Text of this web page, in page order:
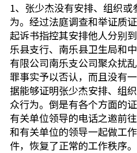
1、张少杰没有安排、组织
为。经过法庭调查和举证质
起诉书指控其安排他人分别
乐县支行、南乐县卫生局和
有限公司南乐支公司聚众扰
罪事实予以否认，而且没有
据能够证明张少杰安排、组
众行为。倒是有各个方面的
有关单位领导的电话之邀前
和有关单位的领导一起做工
件，恢复了正常的工作秩序